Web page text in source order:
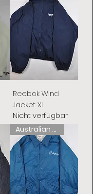
Reebok Wind
Jacket XL
Nicht verfügbar
Australian L'Alpina